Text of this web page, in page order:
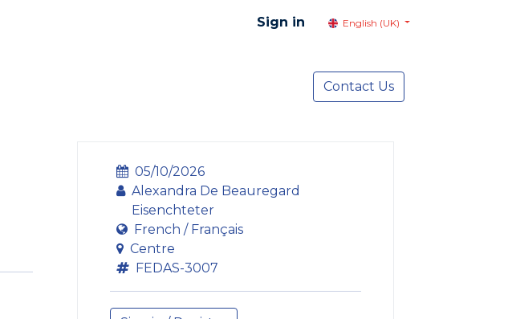
Sign in English (UK)
Social Advocacy Services
Contact Us
05/10/2026
Alexandra De Beauregard
Eisenchteter
French / Français
Centre
FEDAS-3007